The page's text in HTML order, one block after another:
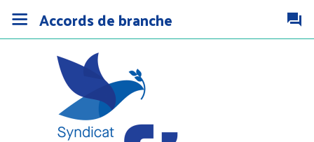
Accords de branche